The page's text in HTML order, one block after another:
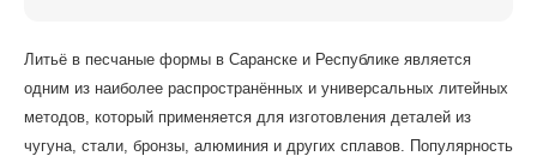
Литьё в песчаные формы в Саранске и Республике является
одним из наиболее распространённых и универсальных литейных
методов, который применяется для изготовления деталей из
чугуна, стали, бронзы, алюминия и других сплавов. Популярность